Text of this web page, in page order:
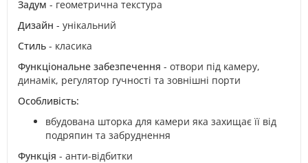
Задум - геометрична текстура
Дизайн - унікальний
Стиль - класика
Функціональне забезпечення - отвори під камеру,
динамік, регулятор гучності та зовнішні порти
Особливість:
вбудована шторка для камери яка захищає її від
подряпин та забруднення
Функція - анти-відбитки